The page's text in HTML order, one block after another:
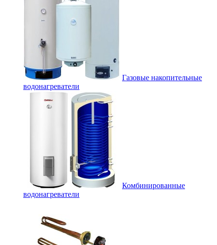
Газовые накопительные
водонагреватели
Комбинированные
водонагреватели